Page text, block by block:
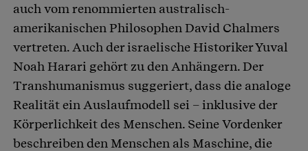
auch vom renommierten australisch-
amerikanischen Philosophen David Chalmers
vertreten. Auch der israelische Historiker Yuval
Noah Harari gehört zu den Anhängern. Der
Transhumanismus suggeriert, dass die analoge
Realität ein Auslaufmodell sei – inklusive der
Körperlichkeit des Menschen. Seine Vordenker
beschreiben den Menschen als Maschine, die